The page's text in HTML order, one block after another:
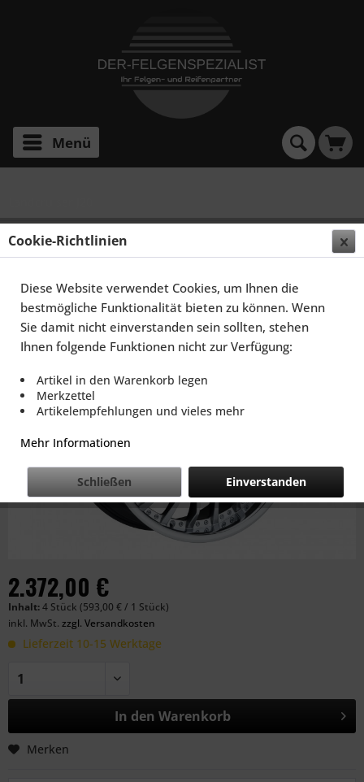
Menü
SCHMIDT FELGEN 22 ZOLL CC-LINE FÜR TOYOTA
LANDCRUISER J20, HIGHGLOSS SILBER
2.372,00 €
Inhalt:4 Stück (593,00 € / 1 Stück)
inkl. MwSt. zzgl. Versandkosten
Lieferzeit 10-15 Werktage
In den Warenkorb
Merken
Cookie-Richtlinien
Diese Website verwendet Cookies, um Ihnen die
bestmögliche Funktionalität bieten zu können. Wenn
Sie damit nicht einverstanden sein sollten, stehen
Ihnen folgende Funktionen nicht zur Verfügung:
Artikel in den Warenkorb legen
Merkzettel
Artikelempfehlungen und vieles mehr
Mehr Informationen
Einverstanden
Schließen